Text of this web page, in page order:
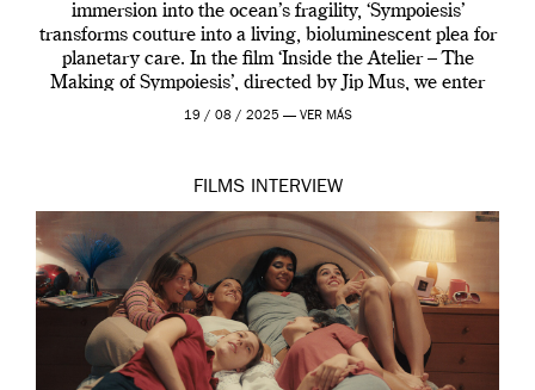
immersion into the ocean’s fragility, ‘Sympoiesis’
transforms couture into a living, bioluminescent plea for
planetary care. In the film ‘Inside the Atelier – The
Making of Sympoiesis’, directed by Jip Mus, we enter
the sacred space where Iris van Herpen’s […]
19 / 08 / 2025 — VER MÁS
FILMS INTERVIEW